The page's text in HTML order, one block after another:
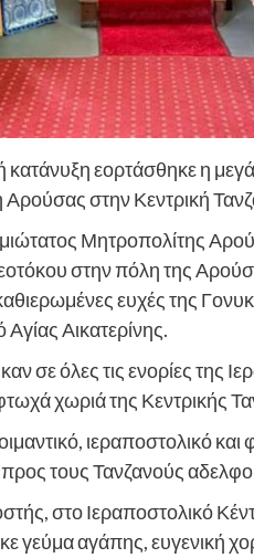
κατάνυξη εορτάσθηκε η
στην Κεντρική
Μητροπολίτης
στην πόλη της
ευχές της
Αικατερίνης.
σε όλες τις ενορίες της
χωριά της Κεντρικής
ιεραποστολικό
τους Τανζανούς
στο Ιεραποστολικό
γεύμα αγάπης, ευγενική